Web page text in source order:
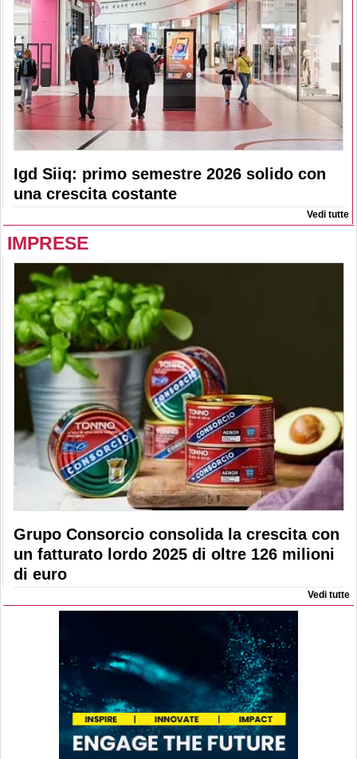
Igd Siiq: primo semestre 2026 solido con
una crescita costante
Vedi tutte
IMPRESE
Grupo Consorcio consolida la crescita con
un fatturato lordo 2025 di oltre 126 milioni
di euro
Vedi tutte